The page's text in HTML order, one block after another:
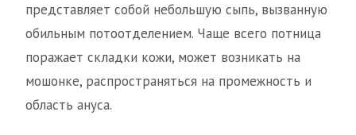
представляет собой небольшую сыпь, вызванную
обильным потоотделением. Чаще всего потница
поражает складки кожи, может возникать на
мошонке, распространяться на промежность и
область ануса.